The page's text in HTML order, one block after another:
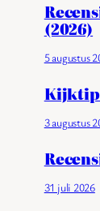
(2026)
5 augustus
3 augustus
31 juli 2026